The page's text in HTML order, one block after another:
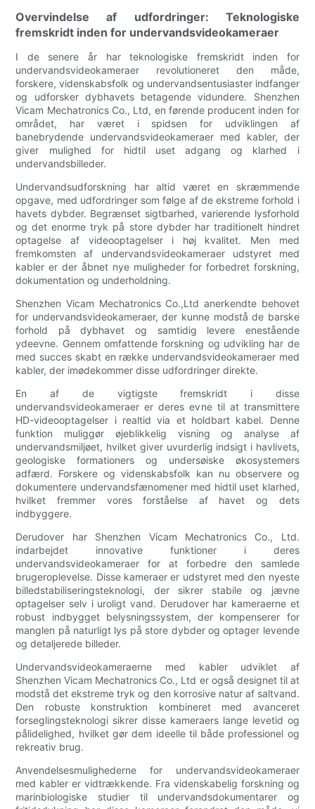
Overvindelse af udfordringer: Teknologiske
fremskridt inden for undervandsvideokameraer
I de senere år har teknologiske fremskridt inden for
undervandsvideokameraer revolutioneret den måde,
forskere, videnskabsfolk og undervandsentusiaster indfanger
og udforsker dybhavets betagende vidundere. Shenzhen
Vicam Mechatronics Co., Ltd, en førende producent inden for
området, har været i spidsen for udviklingen af
banebrydende undervandsvideokameraer med kabler, der
giver mulighed for hidtil uset adgang og klarhed i
undervandsbilleder.
Undervandsudforskning har altid været en skræmmende
opgave, med udfordringer som følge af de ekstreme forhold i
havets dybder. Begrænset sigtbarhed, varierende lysforhold
og det enorme tryk på store dybder har traditionelt hindret
optagelse af videooptagelser i høj kvalitet. Men med
fremkomsten af undervandsvideokameraer udstyret med
kabler er der åbnet nye muligheder for forbedret forskning,
dokumentation og underholdning.
Shenzhen Vicam Mechatronics Co.,Ltd anerkendte behovet
for undervandsvideokameraer, der kunne modstå de barske
forhold på dybhavet og samtidig levere enestående
ydeevne. Gennem omfattende forskning og udvikling har de
med succes skabt en række undervandsvideokameraer med
kabler, der imødekommer disse udfordringer direkte.
En af de vigtigste fremskridt i disse
undervandsvideokameraer er deres evne til at transmittere
HD-videooptagelser i realtid via et holdbart kabel. Denne
funktion muliggør øjeblikkelig visning og analyse af
undervandsmiljøet, hvilket giver uvurderlig indsigt i havlivets,
geologiske formationers og undersøiske økosystemers
adfærd. Forskere og videnskabsfolk kan nu observere og
dokumentere undervandsfænomener med hidtil uset klarhed,
hvilket fremmer vores forståelse af havet og dets
indbyggere.
Derudover har Shenzhen Vicam Mechatronics Co., Ltd.
indarbejdet innovative funktioner i deres
undervandsvideokameraer for at forbedre den samlede
brugeroplevelse. Disse kameraer er udstyret med den nyeste
billedstabiliseringsteknologi, der sikrer stabile og jævne
optagelser selv i uroligt vand. Derudover har kameraerne et
robust indbygget belysningssystem, der kompenserer for
manglen på naturligt lys på store dybder og optager levende
og detaljerede billeder.
Undervandsvideokameraerne med kabler udviklet af
Shenzhen Vicam Mechatronics Co., Ltd er også designet til at
modstå det ekstreme tryk og den korrosive natur af saltvand.
Den robuste konstruktion kombineret med avanceret
forseglingsteknologi sikrer disse kameraers lange levetid og
pålidelighed, hvilket gør dem ideelle til både professionel og
rekreativ brug.
Anvendelsesmulighederne for undervandsvideokameraer
med kabler er vidtrækkende. Fra videnskabelig forskning og
marinbiologiske studier til undervandsdokumentarer og